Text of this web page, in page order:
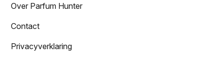
Over Parfum Hunter
Contact
Privacyverklaring